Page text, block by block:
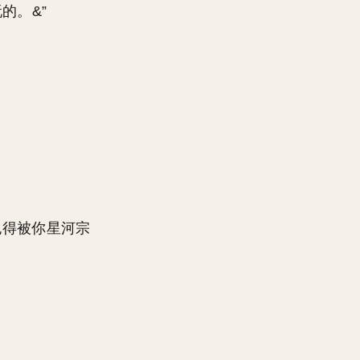
。&”
被你星河宗